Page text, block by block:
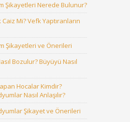
Şikayetleri Nerede Bulunur?
Mi? Vefk Yaptıranların
Şikayetleri ve Önerileri
Bozulur? Büyüyü Nasıl
Hocalar Kimdir?
Nasıl Anlaşılır?
Şikayet ve Önerileri